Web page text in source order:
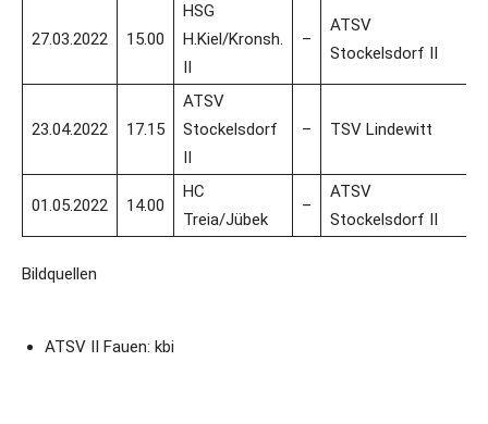
27.03.2022 15.00
HSG
H.Kiel/Kronsh.
II
–
ATSV
Stockelsdorf II
23.04.2022 17.15
ATSV
Stockelsdorf
II
– TSV Lindewitt
01.05.2022 14.00
HC
Treia/Jübek
–
ATSV
Stockelsdorf II
Bildquellen
ATSV II Fauen: kbi